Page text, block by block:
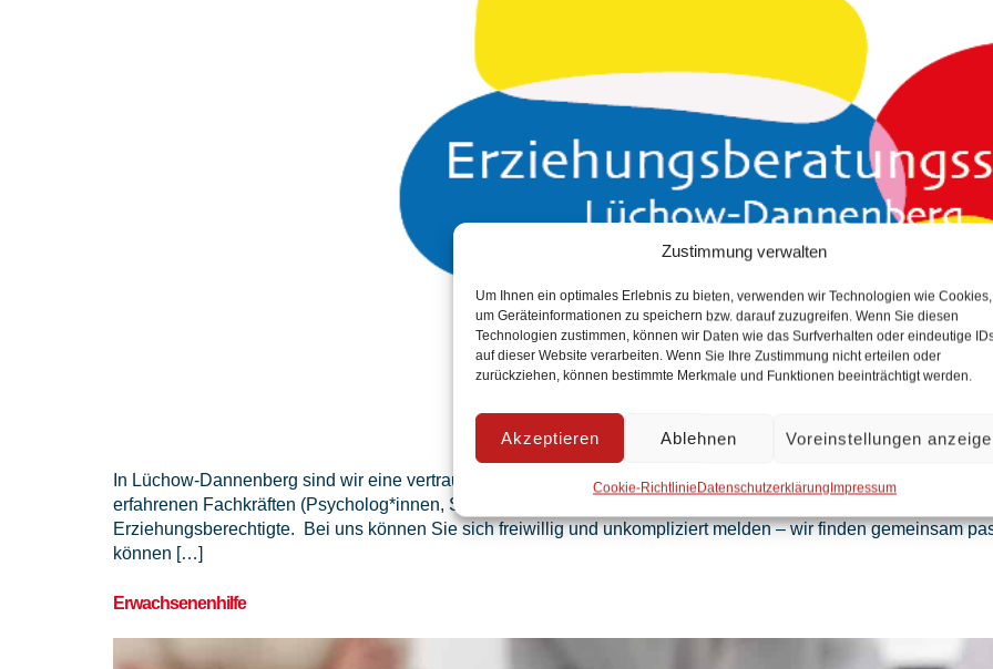
Zustimmung verwalten
Um Ihnen ein optimales Erlebnis zu bieten, verwenden wir Technologien wie Cookies,
um Geräteinformationen zu speichern bzw. darauf zuzugreifen. Wenn Sie diesen
Technologien zustimmen, können wir Daten wie das Surfverhalten oder eindeutige
auf dieser Website verarbeiten. Wenn Sie Ihre Zustimmung nicht erteilen oder
zurückziehen, können bestimmte Merkmale und Funktionen beeinträchtigt werden.
Akzeptieren Ablehnen Voreinstellungen
Cookie-Richtlinie DatenschutzerklärungImpressum
In Lüchow-Dannenberg sind wir eine vertrauensvolle Anlaufstelle für alle Fragen rund um Familie, Erziehung
erfahrenen Fachkräften (Psycholog*innen, Sozialpädagog*innen, Therapeut*innen). Wir beraten Kinder,
Erziehungsberechtigte. Bei uns können Sie sich freiwillig und unkompliziert melden – wir finden gemeinsam
können […]
Erwachsenenhilfe